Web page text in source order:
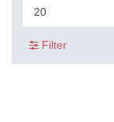
Filter